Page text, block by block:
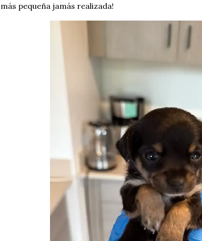
más pequeña jamás realizada!